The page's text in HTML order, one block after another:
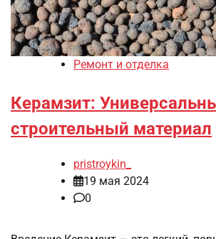
Ремонт и отделка
Керамзит:
строительный материал
pristroykin_
19 мая 2024
0